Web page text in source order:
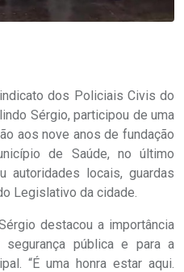
dos Policiais Civis do
Sérgio, participou de uma
aos nove anos de fundação
de Saúde, no último
autoridades locais, guardas
Legislativo da cidade.
destacou a importância
segurança pública e para a
“É uma honra estar aqui.